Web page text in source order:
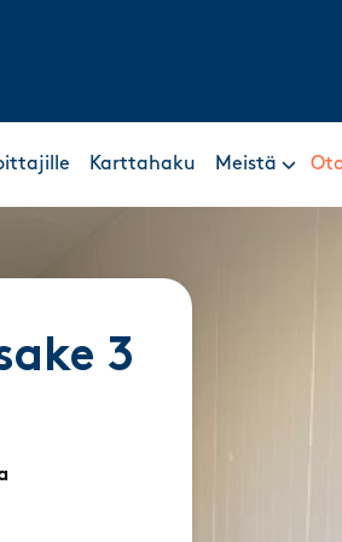
Karttahaku Meistä
3